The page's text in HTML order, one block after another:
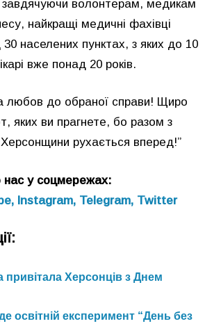
завдячуючи волонтерам, медикам
найкращі медичні фахівці
населених пунктах, з яких до 10
вже понад 20 років.
любов до обраної справи! Щиро
яких ви прагнете, бо разом з
рухається вперед!”
нас у соцмережах:
Instagram, Telegram, Twitter
привітала Херсонців з Днем
освітній експеримент “День без